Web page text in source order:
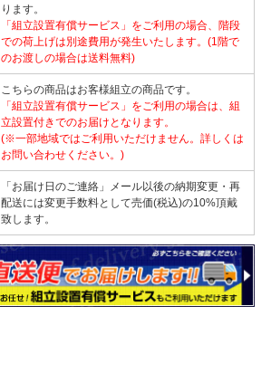
ります。
「組立設置有償サービス」をご利用の場合、階段
での荷上げは別途費用が発生いたします。(1階で
のお渡しの場合は送料無料)
こちらの商品はお客様組立の商品です。
「組立設置有償サービス」をご利用の場合は、組
立設置付きでのお届けとなります。
(※一部地域ではご利用いただけません。詳しくは
お問い合わせください。)
「お届け日のご連絡」メール以後の納期変更・再
配送には変更手数料として売価(税込)の10%頂戴
致します。